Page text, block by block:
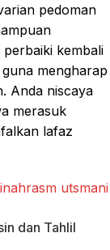
pedoman
kembali
mengharap
Anda niscaya
merasuk
lafaz
rasm utsmani
dan Tahlil